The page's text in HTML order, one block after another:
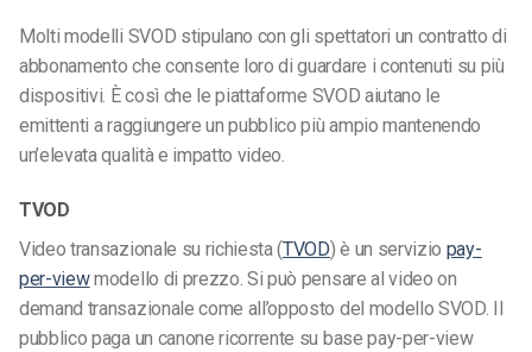
Molti modelli SVOD stipulano con gli spettatori un contratto di
abbonamento che consente loro di guardare i contenuti su più
dispositivi. È così che le piattaforme SVOD aiutano le
emittenti a raggiungere un pubblico più ampio mantenendo
un’elevata qualità e impatto video.
TVOD
Video transazionale su richiesta (TVOD) è un servizio pay-
per-viewmodello di prezzo. Si può pensare al video on
demand transazionale come all’opposto del modello SVOD. Il
pubblico paga un canone ricorrente su base pay-per-view